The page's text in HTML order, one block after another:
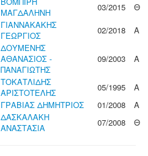
ΜΑΓΔΑΛΗΝΗ
03/2015
Θ
ΓΙΑΝΝΑΚΑΚΗΣ
ΓΕΩΡΓΙΟΣ
02/2018 Α
ΔΟΥΜΕΝΗΣ
ΑΘΑΝΑΣΙΟΣ -
ΠΑΝΑΓΙΩΤΗΣ
09/2003 Α
ΤΟΚΑΤΛΙΔΗΣ
ΑΡΙΣΤΟΤΕΛΗΣ
05/1995
Α
ΓΡΑΒΙΑΣ ΔΗΜΗΤΡΙΟΣ 01/2008
Α
ΔΑΣΚΑΛΑΚΗ
ΑΝΑΣΤΑΣΙΑ
07/2008 Θ